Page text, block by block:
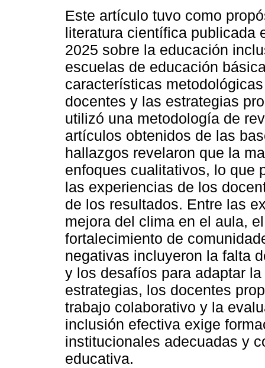
Este artículo tuvo como
literatura científica publicada
2025 sobre la educación
escuelas de educación
características
docentes y las estrategias
utilizó una metodología de
artículos obtenidos de las
hallazgos revelaron que la
enfoques cualitativos, lo que
las experiencias de los
de los resultados. Entre las
mejora del clima en el aula,
fortalecimiento de
negativas incluyeron la falta
y los desafíos para adaptar
estrategias, los docentes
trabajo colaborativo y la
inclusión efectiva exige
institucionales adecuadas y
educativa.